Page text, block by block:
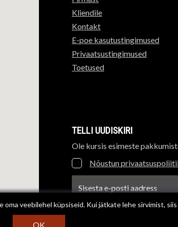
oma veebilehel küpsiseid. Kui jätkate lehe sirvimist,
OK
Kliendile
Kontakt
E-poe kasutustingimused
Privaatsustingimused
Toetused
TELLI UUDISKIRI
Ole kursis esimeste
Nõustun
Uudiskirja e-posti aadressi